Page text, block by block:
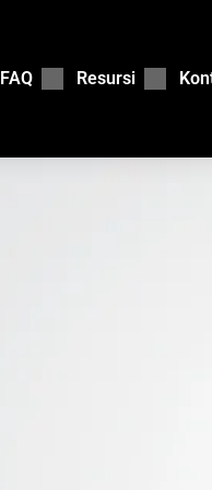
FAQ Resursi